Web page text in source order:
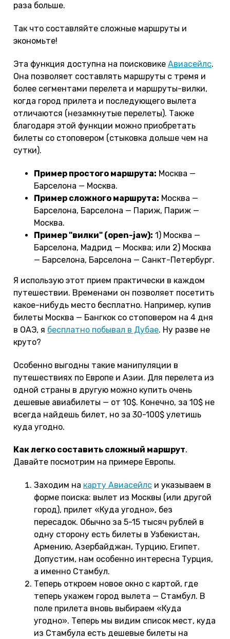
раза больше.
Так что составляйте сложные маршруты и
экономьте!
Эта функция доступна на поисковике Авиасейлс.
Она позволяет составлять маршруты с тремя и
более сегментами перелета и маршруты-вилки,
когда город прилета и последующего вылета
отличаются (незамкнутые перелеты). Также
благодаря этой функции можно приобретать
билеты со стоповером (стыковка дольше чем на
сутки).
Пример простого маршрута: Москва —
Барселона — Москва.
Пример сложного маршрута: Москва —
Барселона, Барселона — Париж, Париж —
Москва.
Пример "вилки" (open-jaw): 1) Москва —
Барселона, Мадрид — Москва; или 2) Москва
— Барселона, Барселона — Санкт-Петербург.
Я использую этот прием практически в каждом
путешествии. Временами он позволяет посетить
какое-нибудь место бесплатно. Например, купив
билеты Москва — Бангкок со стоповером на 4 дня
в ОАЭ, я бесплатно побывал в Дубае. Ну разве не
круто?
Особенно выгодны такие манипуляции в
путешествиях по Европе и Азии. Для перелета из
одной страны в другую можно купить очень
дешевые авиабилеты — от 10$. Конечно, за 10$ не
всегда найдешь билет, но за 30-100$ улетишь
куда угодно.
Как легко составить сложный маршрут.
Давайте посмотрим на примере Европы.
Заходим на карту Авиасейлс и указываем в
форме поиска: вылет из Москвы (или другой
город), прилет «Куда угодно», без
пересадок. Обычно за 5-15 тысяч рублей в
одну сторону есть билеты в Узбекистан,
Армению, Азербайджан, Турцию, Египет.
Допустим, нам особенно интересна Турция,
а именно Стамбул.
Теперь откроем новое окно с картой, где
теперь укажем город вылета — Стамбул. В
поле прилета вновь выбираем «Куда
угодно». Теперь мы видим список мест, куда
из Стамбула есть дешевые билеты на